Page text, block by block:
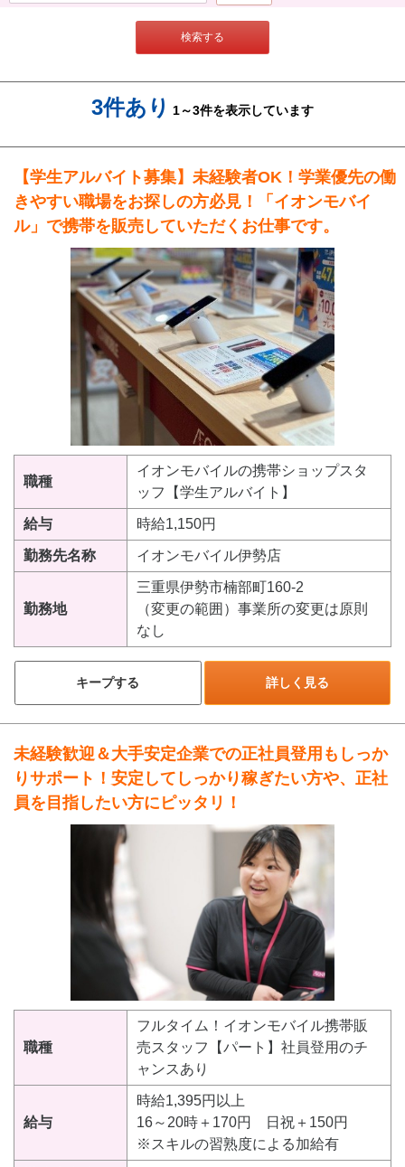
検索する
3件あり 1～3件を表示しています
【学生アルバイト募集】未経験者OK！学業優先の働
きやすい職場をお探しの方必見！「イオンモバイ
ル」で携帯を販売していただくお仕事です。
職種
イオンモバイルの携帯ショップスタ
ッフ【学生アルバイト】
給与 時給1,150円
勤務先名称 イオンモバイル伊勢店
勤務地
三重県伊勢市楠部町160-2
（変更の範囲）事業所の変更は原則
なし
キープする 詳しく見る
未経験歓迎＆大手安定企業での正社員登用もしっか
りサポート！安定してしっかり稼ぎたい方や、正社
員を目指したい方にピッタリ！
職種
フルタイム！イオンモバイル携帯販
売スタッフ【パート】社員登用のチ
ャンスあり
給与
時給1,395円以上
16～20時＋170円 日祝＋150円
※スキルの習熟度による加給有